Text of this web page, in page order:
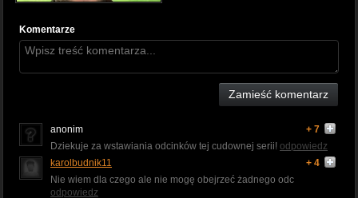
Komentarze
Zamieść komentarz
anonim
+ 7
Dziekuje za wstawiania odcinków tej cudownej serii! odpowiedz
karolbudnik11
+ 4
Nie wiem dla czego ale nie mogę obejrzeć żadnego odc
odpowiedz